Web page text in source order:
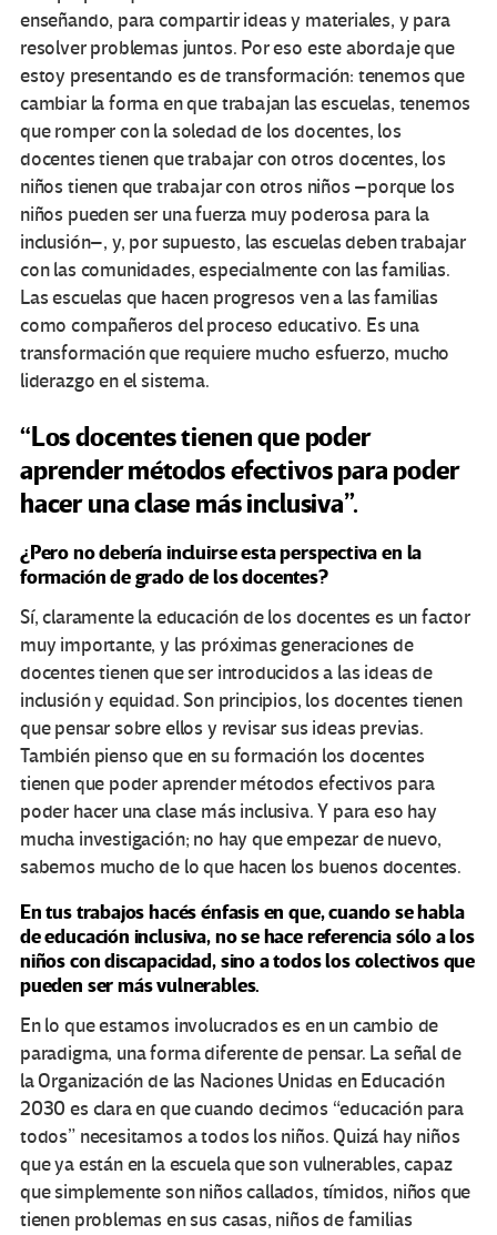
enseñando, para compartir ideas y materiales, y para
resolver problemas juntos. Por eso este abordaje que
estoy presentando es de transformación: tenemos que
cambiar la forma en que trabajan las escuelas, tenemos
que romper con la soledad de los docentes, los
docentes tienen que trabajar con otros docentes, los
niños tienen que trabajar con otros niños –porque los
niños pueden ser una fuerza muy poderosa para la
inclusión–, y, por supuesto, las escuelas deben trabajar
con las comunidades, especialmente con las familias.
Las escuelas que hacen progresos ven a las familias
como compañeros del proceso educativo. Es una
transformación que requiere mucho esfuerzo, mucho
liderazgo en el sistema.
“Los docentes tienen que poder
aprender métodos efectivos para poder
hacer una clase más inclusiva”.
¿Pero no debería incluirse esta perspectiva en la
formación de grado de los docentes?
Sí, claramente la educación de los docentes es un factor
muy importante, y las próximas generaciones de
docentes tienen que ser introducidos a las ideas de
inclusión y equidad. Son principios, los docentes tienen
que pensar sobre ellos y revisar sus ideas previas.
También pienso que en su formación los docentes
tienen que poder aprender métodos efectivos para
poder hacer una clase más inclusiva. Y para eso hay
mucha investigación; no hay que empezar de nuevo,
sabemos mucho de lo que hacen los buenos docentes.
En tus trabajos hacés énfasis en que, cuando se habla
de educación inclusiva, no se hace referencia sólo a los
niños con discapacidad, sino a todos los colectivos que
pueden ser más vulnerables.
En lo que estamos involucrados es en un cambio de
paradigma, una forma diferente de pensar. La señal de
la Organización de las Naciones Unidas en Educación
2030 es clara en que cuando decimos “educación para
todos” necesitamos a todos los niños. Quizá hay niños
que ya están en la escuela que son vulnerables, capaz
que simplemente son niños callados, tímidos, niños que
tienen problemas en sus casas, niños de familias